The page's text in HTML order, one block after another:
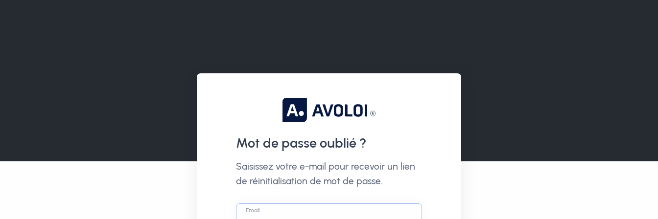
Mot de passe oublié ?
Saisissez votre e-mail pour recevoir un lien
de réinitialisation de mot de passe.
Email